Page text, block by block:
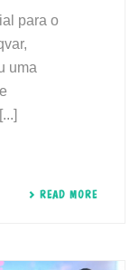
para o
uma
READ MORE